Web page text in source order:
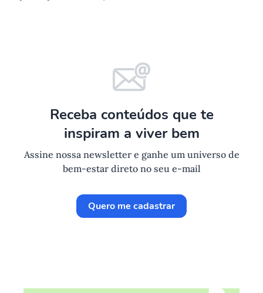
Receba conteúdos que te
inspiram a viver bem
Assine nossa newsletter e ganhe um universo de
bem-estar direto no seu e-mail
Quero me cadastrar